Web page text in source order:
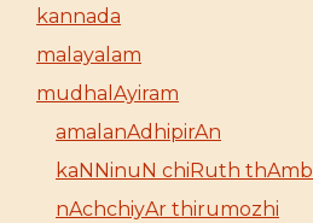
kannada
malayalam
mudhalAyiram
amalanAdhipirAn
kaNNinuN chiRuth
nAchchiyAr thirumozhi